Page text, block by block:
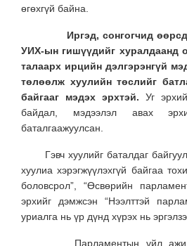
өгөхгүй байна.
Иргэд, сонгогчид
УИХ-ын гишүүдийг хуралдаанд
талаарх ирцийн дэлгэрэнгүй
төлөөлж хуулийн төслийг
байгааг мэдэх эрхтэй. Уг
байдал, мэдээлэл авах
баталгаажуулсан.
Гэвч хуулийг баталдаг
хуулиа хэрэгжүүлэхгүй байгаа
боловсрол”, “Өсвөрийн
эрхийг дэмжсэн “Нээлттэй
уриалга нь үр дүнд хүрэх нь
Парламентын үйл